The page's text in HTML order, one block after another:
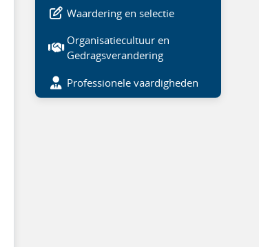
Waardering en selectie
Organisatiecultuur en
Gedragsverandering
Professionele vaardigheden